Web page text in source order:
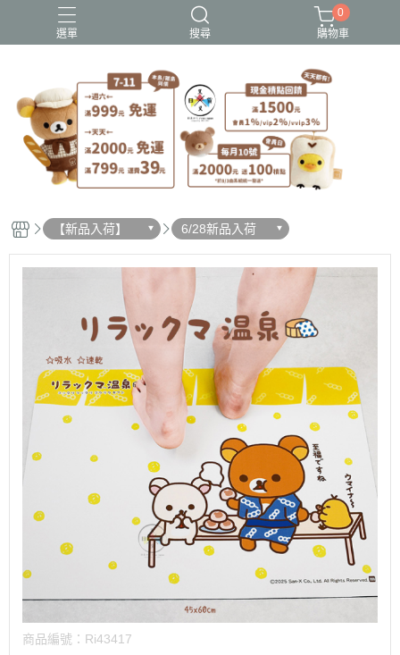
選單 搜尋
史努比歐拉夫 吉伊卡哇 憂傷馬戲團
拉拉熊
迪士尼-玩具總動員
0
購物車
【新品入荷】 6/28新品入荷
商品編號： Ri43417